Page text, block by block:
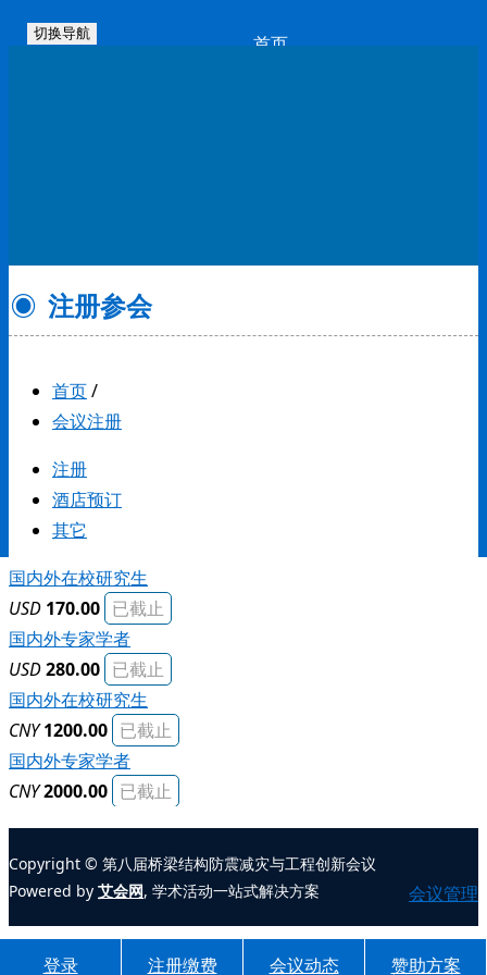
切换导航 首页
注册参会
首页/
会议注册
注册
酒店预订
其它
国内外在校研究生
USD 170.00 已截止
国内外专家学者
USD280.00 已截止
国内外在校研究生
CNY 1200.00 已截止
国内外专家学者
CNY2000.00 已截止
Copyright © 第八届桥梁结构防震减灾与工程创新会议
Powered by 艾会网, 学术活动一站式解决方案 会议管理
登录 注册缴费 会议动态 赞助方案